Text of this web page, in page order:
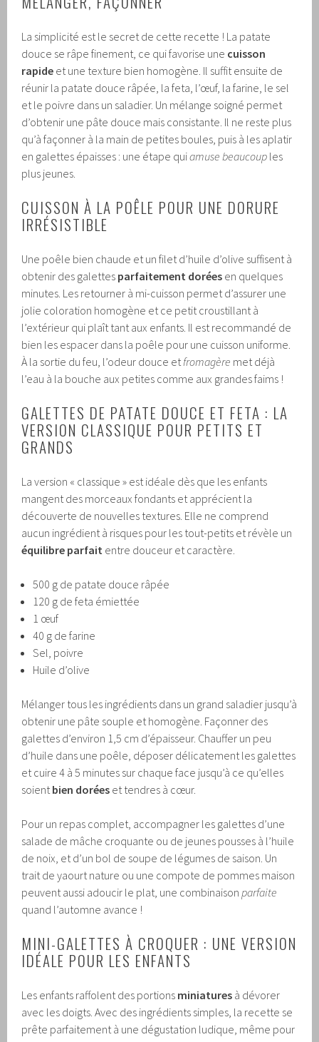
La simplicité est le secret de cette recette ! La patate
douce se râpe finement, ce qui favorise une cuisson
rapide et une texture bien homogène. Il suffit ensuite de
réunir la patate douce râpée, la feta, l’œuf, la farine, le sel
et le poivre dans un saladier. Un mélange soigné permet
d’obtenir une pâte douce mais consistante. Il ne reste plus
qu’à façonner à la main de petites boules, puis à les aplatir
en galettes épaisses : une étape quiamuse beaucoup les
plus jeunes.
CUISSON À LA POÊLE POUR UNE DORURE
IRRÉSISTIBLE
Une poêle bien chaude et un filet d’huile d’olive suffisent à
obtenir des galettes parfaitement dorées en quelques
minutes. Les retourner à mi-cuisson permet d’assurer une
jolie coloration homogène et ce petit croustillant à
l’extérieur qui plaît tant aux enfants. Il est recommandé de
bien les espacer dans la poêle pour une cuisson uniforme.
À la sortie du feu, l’odeur douce etfromagère met déjà
l’eau à la bouche aux petites comme aux grandes faims !
GALETTES DE PATATE DOUCE ET FETA : LA
VERSION CLASSIQUE POUR PETITS ET
GRANDS
La version « classique » est idéale dès que les enfants
mangent des morceaux fondants et apprécient la
découverte de nouvelles textures. Elle ne comprend
aucun ingrédient à risques pour les tout-petits et révèle un
équilibre parfait entre douceur et caractère.
500 g de patate douce râpée
120 g de feta émiettée
1 œuf
40 g de farine
Sel, poivre
Huile d’olive
Mélanger tous les ingrédients dans un grand saladier jusqu’à
obtenir une pâte souple et homogène. Façonner des
galettes d’environ 1,5 cm d’épaisseur. Chauffer un peu
d’huile dans une poêle, déposer délicatement les galettes
et cuire 4 à 5 minutes sur chaque face jusqu’à ce qu’elles
soientbien dorées et tendres à cœur.
Pour un repas complet, accompagner les galettes d’une
salade de mâche croquante ou de jeunes pousses à l’huile
de noix, et d’un bol de soupe de légumes de saison. Un
trait de yaourt nature ou une compote de pommes maison
peuvent aussi adoucir le plat, une combinaisonparfaite
quand l’automne avance !
MINI-GALETTES À CROQUER : UNE VERSION
IDÉALE POUR LES ENFANTS
Les enfants raffolent des portions miniatures à dévorer
avec les doigts. Avec des ingrédients simples, la recette se
prête parfaitement à une dégustation ludique, même pour